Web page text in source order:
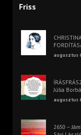
Friss
augusztus
Júlia
augusztus
2650 –